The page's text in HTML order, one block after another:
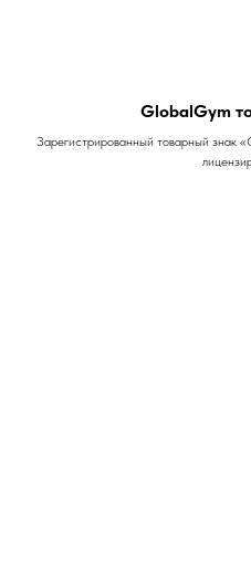
GlobalGym
Зарегистрированный товарный знак